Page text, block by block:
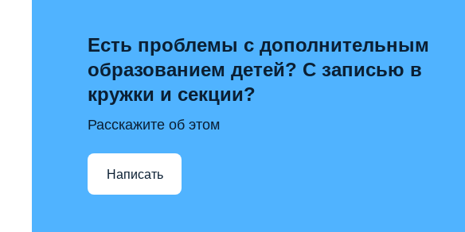
Есть проблемы с дополнительным
образованием детей? С записью в
кружки и секции?
Расскажите об этом
Написать